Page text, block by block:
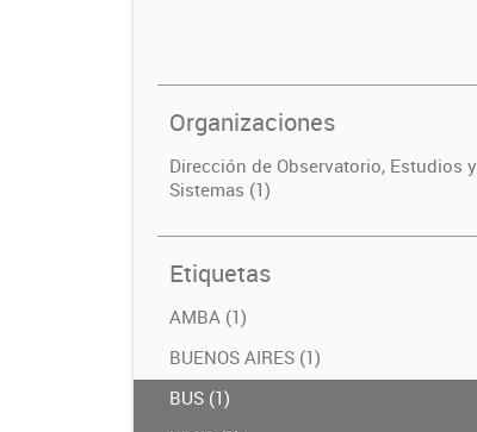
Organizaciones
Dirección de Observatorio, Estudios y
Sistemas (1)
Etiquetas
AMBA (1)
BUENOS AIRES (1)
BUS (1)